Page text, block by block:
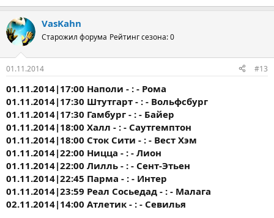
VasKahn
Старожил форума Рейтинг сезона: 0
01.11.2014 #13
01.11.2014|17:00 Наполи - : - Рома
01.11.2014|17:30 Штутгарт - : - Вольфсбург
01.11.2014|17:30 Гамбург - : - Байер
01.11.2014|18:00 Халл - : - Саутгемптон
01.11.2014|18:00 Сток Сити - : - Вест Хэм
01.11.2014|22:00 Ницца - : - Лион
01.11.2014|22:00 Лилль - : - Сент-Этьен
01.11.2014|22:45 Парма - : - Интер
01.11.2014|23:59 Реал Сосьедад - : - Малага
02.11.2014|14:00 Атлетик - : - Севилья